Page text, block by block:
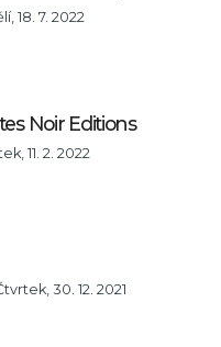
18. 7. 2022
Noir Editions
11. 2. 2022
30. 12. 2021